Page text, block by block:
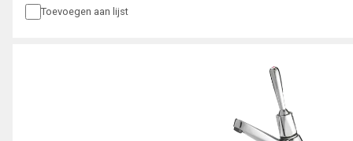
Toevoegen aan lijst